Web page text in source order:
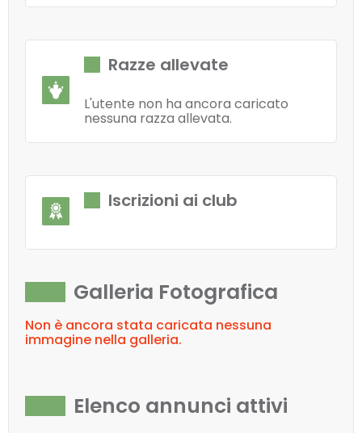
Razze allevate
L'utente non ha ancora caricato
nessuna razza allevata.
Iscrizioni ai club
Galleria Fotografica
Non è ancora stata caricata nessuna
immagine nella galleria.
Elenco annunci attivi